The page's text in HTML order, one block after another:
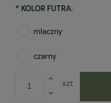
* KOLOR FUTRA:
mleczny
czarny
szt.